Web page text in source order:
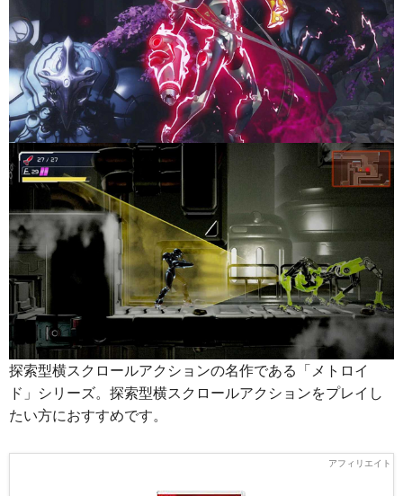
探索型横スクロールアクションの名作である「メトロイ
ド」シリーズ。探索型横スクロールアクションをプレイし
たい方におすすめです。